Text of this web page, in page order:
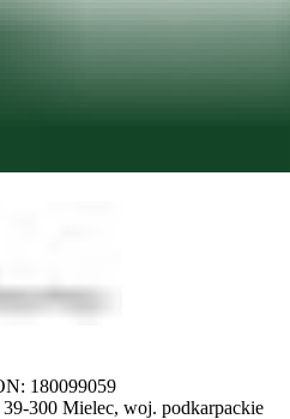
180099059
300 Mielec, woj. podkarpackie